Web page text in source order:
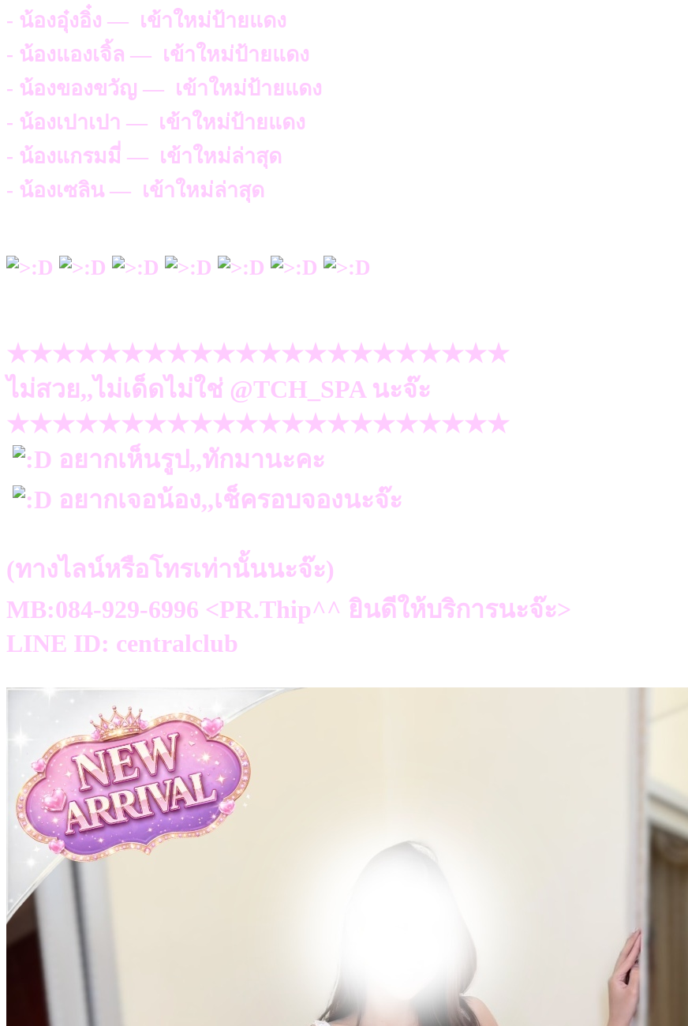
- น้องอุ๋งอิ๋ง — เข้าใหม่ป้ายแดง
- น้องแองเจิ้ล — เข้าใหม่ป้ายแดง
- น้องของขวัญ — เข้าใหม่ป้ายแดง
- น้องเปาเปา — เข้าใหม่ป้ายแดง
- น้องแกรมมี่ — เข้าใหม่ล่าสุด
- น้องเซลิน — เข้าใหม่ล่าสุด
★★★★★★★★★★★★★★★★★★★★★★
ไม่สวย,,ไม่เด็ดไม่ใช่ @TCH_SPA นะจ๊ะ
★★★★★★★★★★★★★★★★★★★★★★
อยากเห็นรูป,,ทักมานะคะ
อยากเจอน้อง,,เช็ครอบจองนะจ๊ะ
(ทางไลน์หรือโทรเท่านั้นนะจ๊ะ)
MB:084-929-6996 <PR.Thip^^ ยินดีให้บริการนะจ๊ะ>
LINE ID: centralclub